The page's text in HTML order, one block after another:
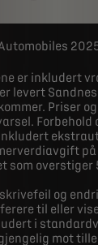
er inkludert
levert
Priser
Forbehold
på
som overstiger
og
til eller
i
mot